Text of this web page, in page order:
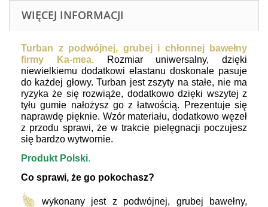
WIĘCEJ INFORMACJI
Turban z podwójnej, grubej i chłonnej bawełny
firmy Ka-mea.
Rozmiar uniwersalny, dzięki
niewielkiemu dodatkowi elastanu doskonale pasuje
do każdej głowy. Turban jest zszyty na stałe, nie ma
ryzyka że się rozwiąże, dodatkowo dzięki wszytej z
tyłu gumie nałożysz go z łatwością. Prezentuje się
naprawdę pięknie. Wzór materiału, dodatkowo węzeł
z przodu sprawi, że w trakcie pielęgnacji poczujesz
się bardzo wytwornie.
Produkt Polski.
Co sprawi, że go pokochasz?
wykonany jest z podwójnej, grubej bawełny,